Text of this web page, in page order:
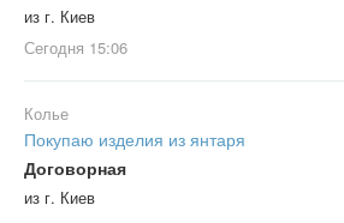
из г. Киев
Сегодня 15:06
Колье
Покупаю изделия из янтаря
Договорная
из г. Киев